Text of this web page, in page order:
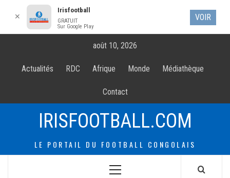
contenur
août 10, 2026
Actualités RDC Afrique Monde Médiathèque
Contact
IRISFOOTBALL.COM
LE PORTAIL DU FOOTBALL CONGOLAIS
Menu
✕
Irisfootball
GRATUIT
Sur Google Play
VOIR